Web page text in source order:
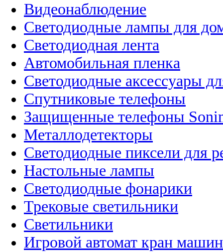
Видеонаблюдение
Светодиодные лампы для
Светодиодная лента
Автомобильная пленка
Светодиодные аксессуары
Спутниковые телефоны
Защищенные телефоны
Металлодетекторы
Светодиодные пиксели для
Настольные лампы
Светодиодные фонарики
Трековые светильники
Светильники
Игровой автомат кран